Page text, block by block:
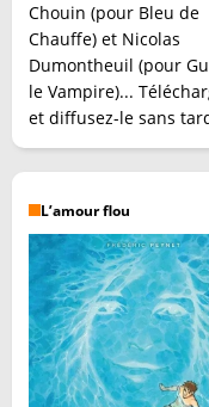
Chouin (pour Bleu de
Chauffe) et Nicolas
Dumontheuil (pour
le Vampire)...
et diffusez-le sans
L’amour flou